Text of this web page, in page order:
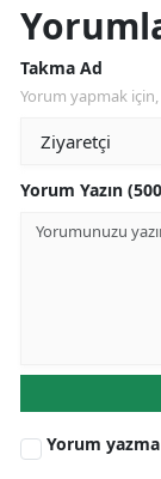
Takma Ad
Yorum yapmak
Yorum Yazın
Yorum